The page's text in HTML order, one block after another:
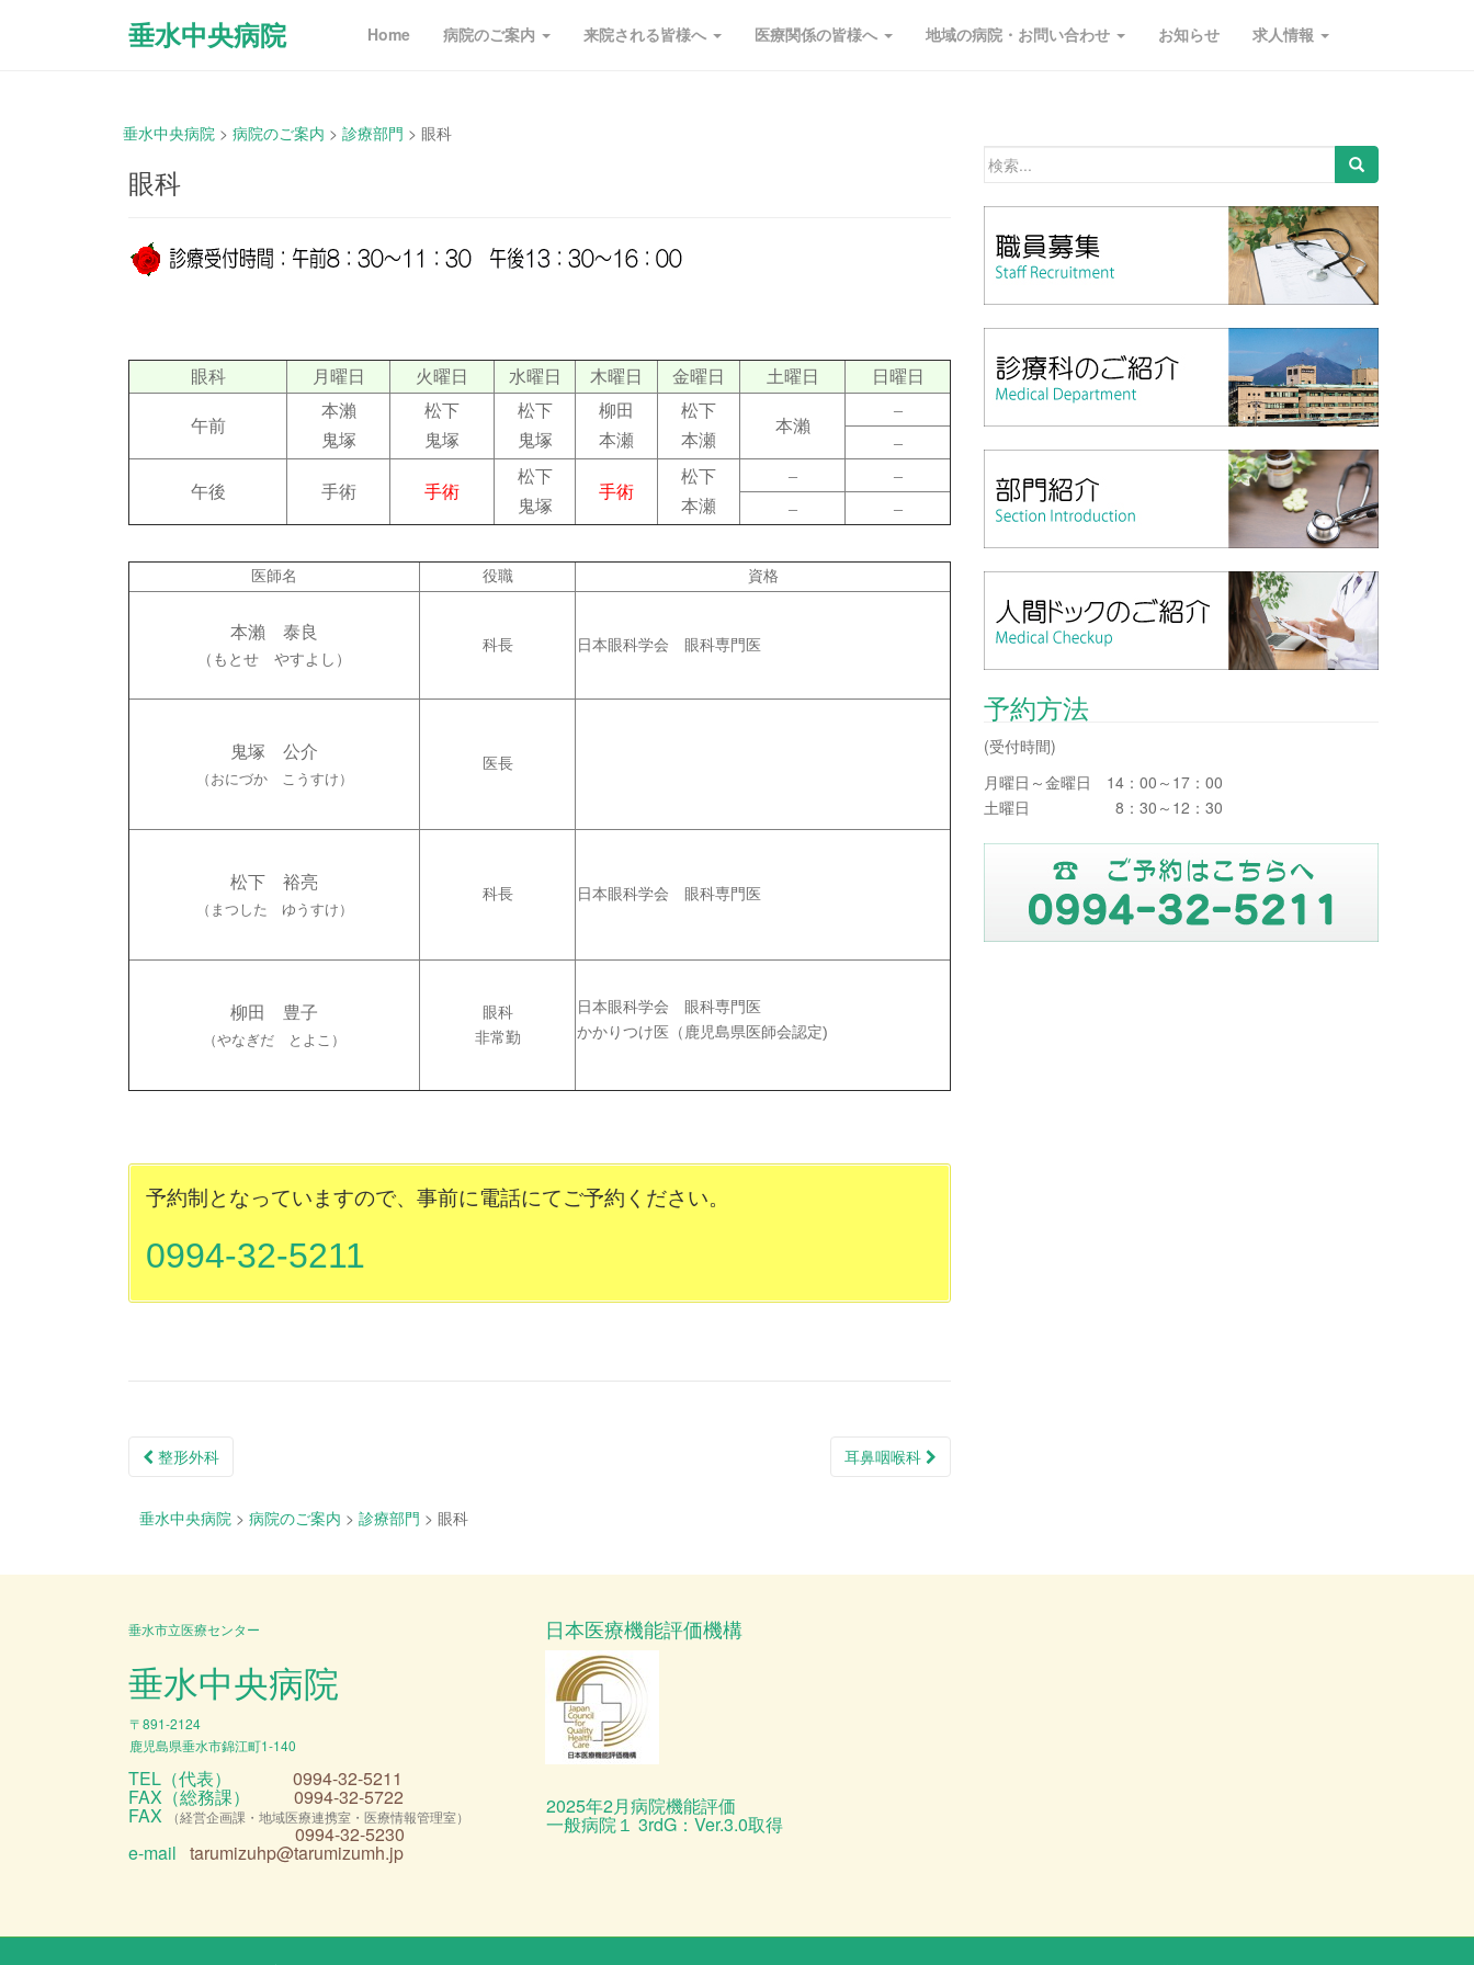
垂水中央病院 Home 病院のご案内 来院される皆様へ 医療関係の皆様へ 地域の病院・お問い合わせ お知らせ 求人情報
垂水中央病院 > 病院のご案内 > 診療部門 > 眼科
眼科
眼科 月曜日 火曜日 水曜日 木曜日 金曜日 土曜日 日曜日
午前
本瀨
鬼塚
松下
鬼塚
松下
鬼塚
柳田
本瀬
松下
本瀬
本瀨
–
–
午後 手術 手術
松下
鬼塚
手術
松下
本瀬
–
–
–
–
医師名 役職 資格
本瀨 泰良
（もとせ やすよし）
科長 日本眼科学会 眼科専門医
鬼塚 公介
（おにづか こうすけ）
医長
松下 裕亮
（まつした ゆうすけ）
科長 日本眼科学会 眼科専門医
柳田 豊子
（やなぎだ とよこ）
眼科
非常勤
日本眼科学会 眼科専門医
かかりつけ医（鹿児島県医師会認定)
予約制となっていますので、事前に電話にてご予約ください。
0994-32-5211
投稿ナビゲーション
整形外科 耳鼻咽喉科
検索:
予約方法
(受付時間)
月曜日～金曜日 14：00～17：00
土曜日 8：30～12：30
垂水中央病院 > 病院のご案内 > 診療部門 > 眼科
垂水市立医療センター
垂水中央病院
〒891-2124
鹿児島県垂水市錦江町1-140
TEL（代表） 0994-32-5211
FAX（総務課） 0994-32-5722
FAX （経営企画課・地域医療連携室・医療情報管理室）
0994-32-5230
e-mail tarumizuhp@tarumizumh.jp
日本医療機能評価機構
2025年2月病院機能評価
一般病院１ 3rdG：Ver.3.0取得